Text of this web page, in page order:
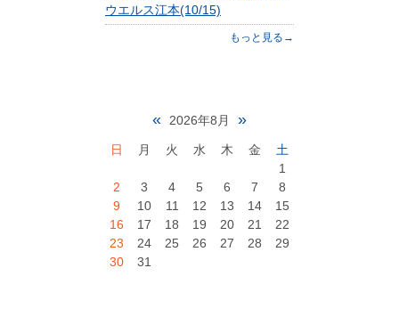
ウエルス江本(10/15)
もっと見る→
« 2026年8月 »
日 月 火 水 木 金
土
1
2
3 4 5 6 7
8
9
10 11 12 13 14
15
16
17 18 19 20 21
22
23
24 25 26 27 28
29
30
31